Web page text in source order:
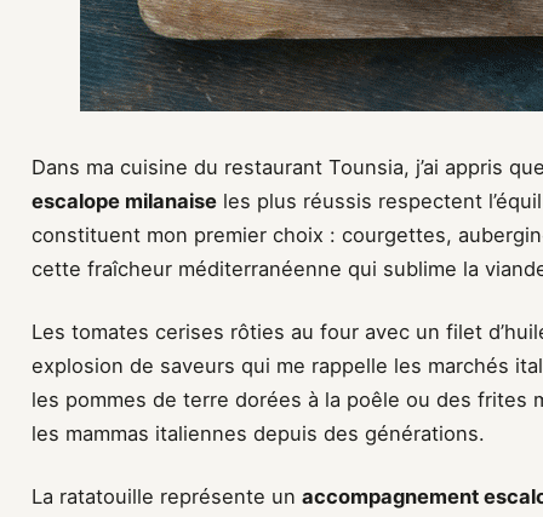
Dans ma cuisine du restaurant Tounsia, j’ai appris
escalope milanaise les plus réussis respectent
constituent mon premier choix : courgettes,
cette fraîcheur méditerranéenne qui sublime la
Les tomates cerises rôties au four avec un filet
explosion de saveurs qui me rappelle les marchés
les pommes de terre dorées à la poêle ou des frites
les mammas italiennes depuis des générations.
La ratatouille représente un accompagnement